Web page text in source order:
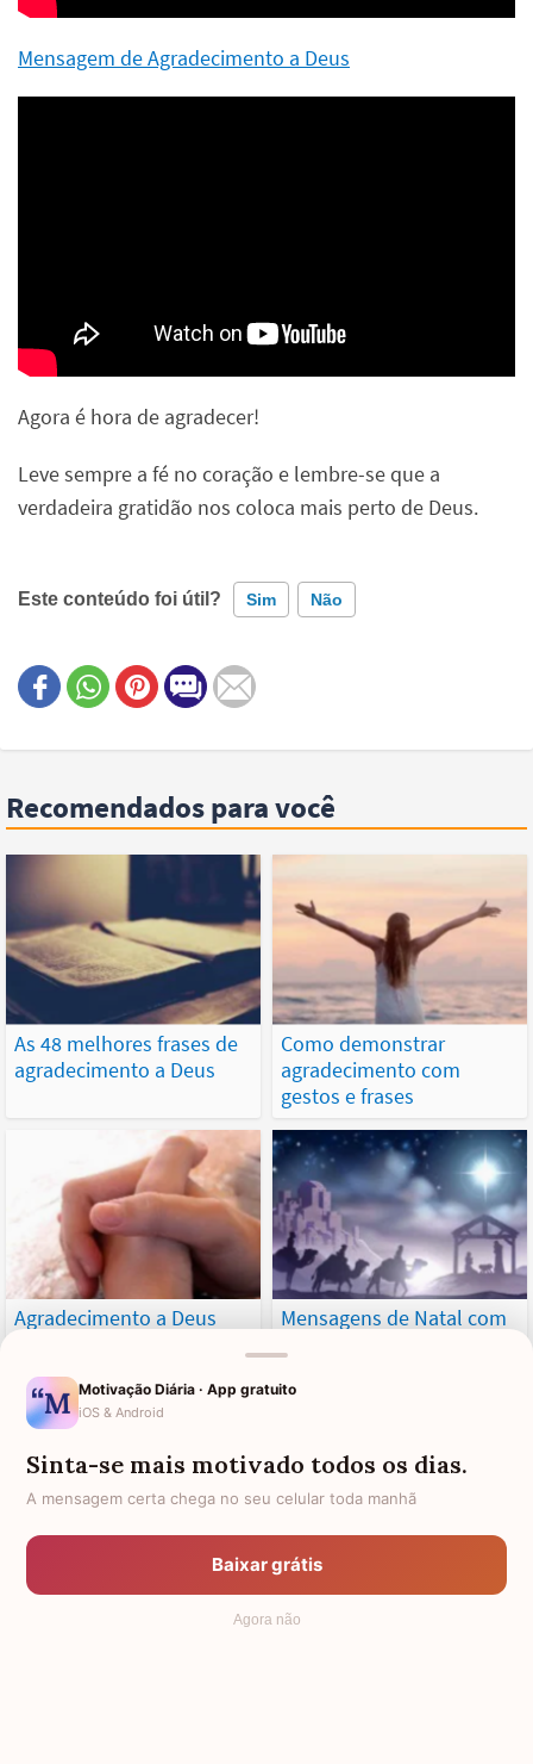
Mensagem de Agradecimento a Deus
Agora é hora de agradecer!
Leve sempre a fé no coração e lembre-se que a
verdadeira gratidão nos coloca mais perto de Deus.
Este conteúdo foi útil? Sim Não
Este conteúdo contém informação incorreta
Recomendados para você
As 48 melhores frases de
agradecimento a Deus
Como demonstrar
agradecimento com
gestos e frases
Agradecimento a Deus
de gratidão e fé
Mensagens de Natal com
11 modelos de carta de
agradecimento para todas
Formas de agradecer
mensagens de aniversário
Motivação Diária · App gratuito
iOS & Android
Sinta-se mais motivado todos os dias.
A mensagem certa chega no seu celular toda manhã
Baixar grátis
Agora não